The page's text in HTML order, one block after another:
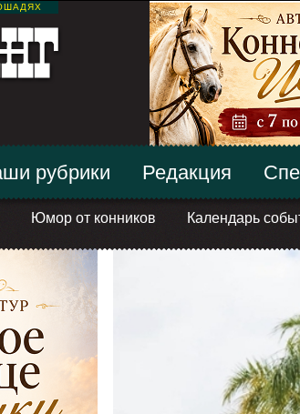
Юмор от конников Календарь
рубрики Редакция